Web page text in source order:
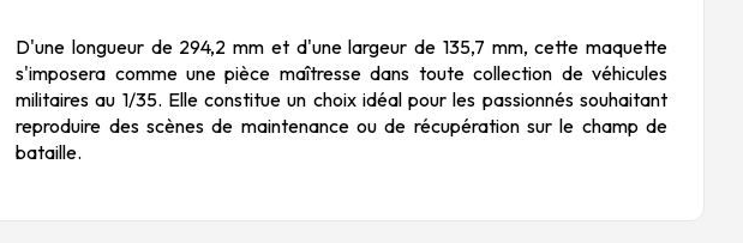
D'une longueur de 294,2 mm et d'une largeur de 135,7 mm, cette maquette
s'imposera comme une pièce maîtresse dans toute collection de véhicules
militaires au 1/35. Elle constitue un choix idéal pour les passionnés souhaitant
reproduire des scènes de maintenance ou de récupération sur le champ de
bataille.